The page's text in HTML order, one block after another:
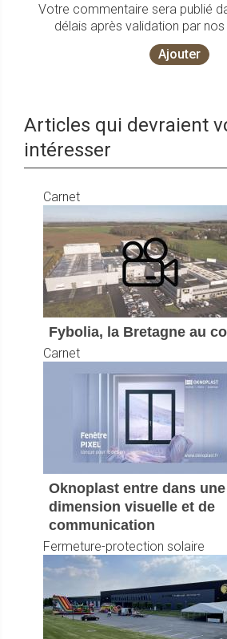
Votre commentaire sera publié
délais après validation par
Ajouter
Articles qui devraient
intéresser
Carnet
Fybolia, la Bretagne au
Carnet
Oknoplast entre dans
dimension visuelle et de
communication
Fermeture-protection solaire